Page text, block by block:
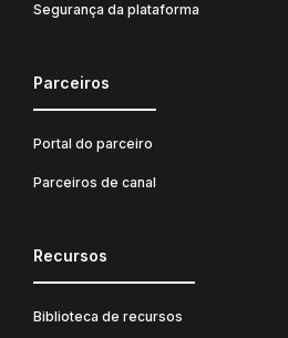
Segurança da plataforma
Parceiros
Portal do parceiro
Parceiros de canal
Recursos
Biblioteca de recursos